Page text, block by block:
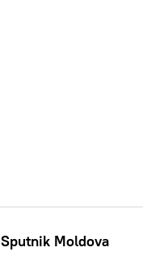
Sputnik Moldova